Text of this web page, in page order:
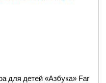
для детей «Азбука» Far